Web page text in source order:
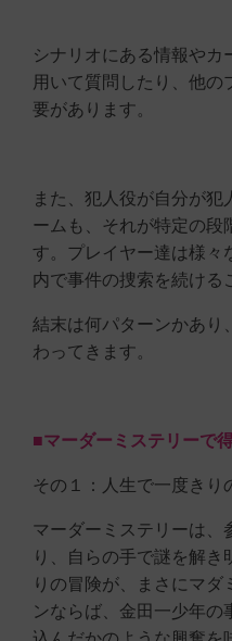
シナリオにある情報やカ
用いて質問したり、他
要があります。
また、犯人役が自分が
ームも、それが特定の段
す。プレイヤー達は様々
内で事件の捜索を続ける
結末は何パターンかあり
わってきます。
■マーダーミステリーで
その１：人生で一度きり
マーダーミステリーは、
り、自らの手で謎を解
りの冒険が、まさにマ
ンならば、金田一少年の